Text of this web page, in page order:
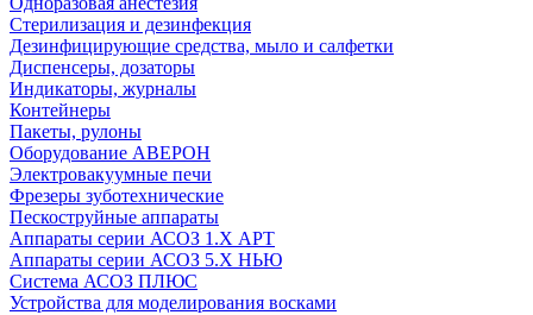
Стерилизация и дезинфекция
Дезинфицирующие средства, мыло и салфетки
Диспенсеры, дозаторы
Индикаторы, журналы
Контейнеры
Пакеты, рулоны
Оборудование АВЕРОН
Электровакуумные печи
Фрезеры зуботехнические
Пескоструйные аппараты
Аппараты серии АСОЗ 1.Х АРТ
Аппараты серии АСОЗ 5.Х НЬЮ
Система АСОЗ ПЛЮС
Устройства для моделирования восками